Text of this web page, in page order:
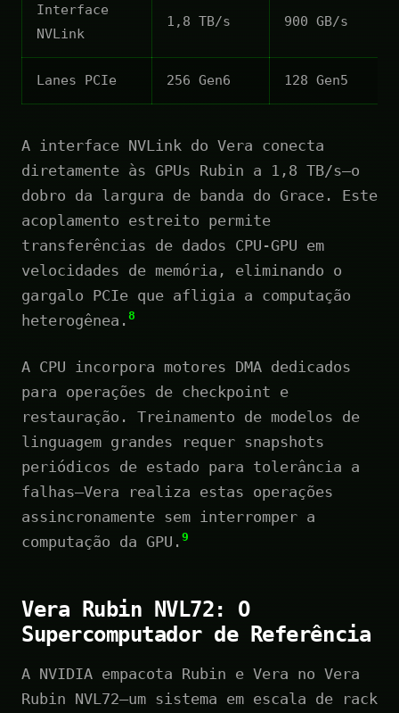
Interface
NVLink
1,8 TB/s 900 GB/s
Lanes PCIe 256 Gen6 128 Gen5
A interface NVLink do Vera conecta
diretamente às GPUs Rubin a 1,8 TB/s—o
dobro da largura de banda do Grace. Este
acoplamento estreito permite
transferências de dados CPU-GPU em
velocidades de memória, eliminando o
gargalo PCIe que afligia a computação
heterogênea. 8
A CPU incorpora motores DMA dedicados
para operações de checkpoint e
restauração. Treinamento de modelos de
linguagem grandes requer snapshots
periódicos de estado para tolerância a
falhas—Vera realiza estas operações
assincronamente sem interromper a
computação da GPU. 9
Vera Rubin NVL72: O
Supercomputador de Referência
A NVIDIA empacota Rubin e Vera no Vera
Rubin NVL72—um sistema em escala de rack